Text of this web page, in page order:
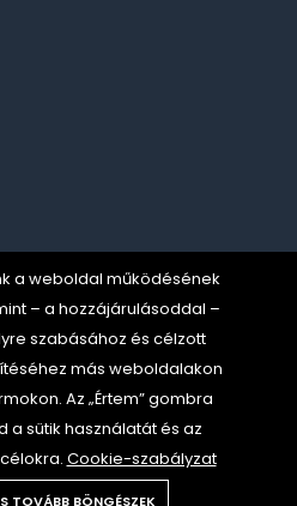
a weboldal működésének
– a hozzájárulásoddal –
szabásához és célzott
más weboldalakon
Az „Értem” gombra
a sütik használatát és az
Cookie-szabályzat
TOVÁBB BÖNGÉSZEK